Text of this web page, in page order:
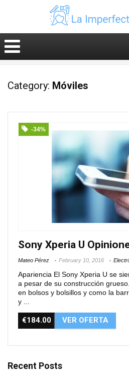
Category: Móviles
-34%
Sony Xperia U
Mateo Pérez February 10, 2016
Apariencia El Sony Xperia U se
a pesar de su construcción
en bolsos y bolsillos y como la
y ...
€184.00 VER OFERTA
Recent Posts